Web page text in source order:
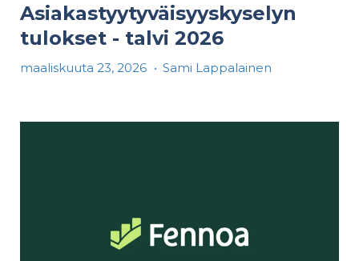
Asiakastyytyväisyyskyselyn
tulokset - talvi 2026
maaliskuuta 23, 2026 • Sami Lappalainen